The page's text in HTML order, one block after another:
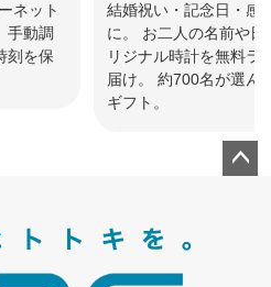
ネット
手動調
刻を保
結婚祝い・記念日・感
に。 お二人の名前や日
リジナル時計を無料ラ
届け。 約700名が選ん
ギフト。